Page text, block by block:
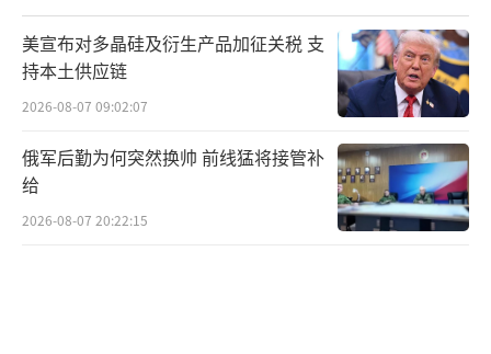
美宣布对多晶硅及衍生产品加征关税 支
持本土供应链
2026-08-07 09:02:07
俄军后勤为何突然换帅 前线猛将接管补
给
2026-08-07 20:22:15